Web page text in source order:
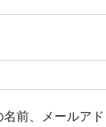
前、メールアド